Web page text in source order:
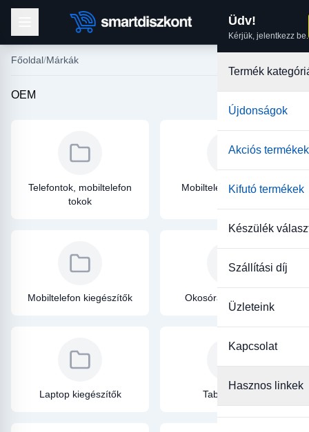
Üdv!
Kérjük, jelentkezz be.
Termék
Újdonságok
Akciós termékek
Kifutó termékek
Készülék
Szállítási díj
Üzleteink
Kapcsolat
Hasznos linkek
Főoldal Márkák
OEM
Telefontok, mobiltelefon
tokok
Mobiltelefon üvegfólia
Mobiltelefon kiegészítők Okosóra kiegészítők
Laptop kiegészítők Tablet tokok